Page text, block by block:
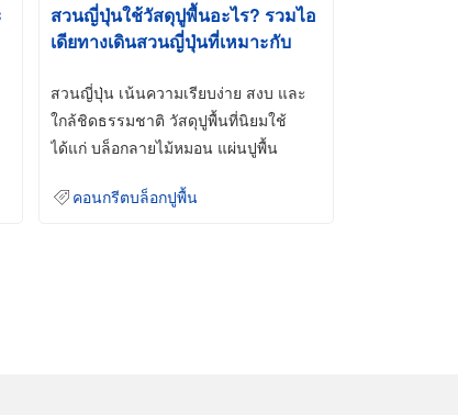
สวนญี่ปุ่นใช้วัสดุปูพื้นอะไร? รวมไอ
เดียทางเดินสวนญี่ปุ่นที่เหมาะกับ
สวนญี่ปุ่น เน้นความเรียบง่าย สงบ และ
ใกล้ชิดธรรมชาติ วัสดุปูพื้นที่นิยมใช้
ได้แก่ บล็อกลายไม้หมอน แผ่นปูพื้น
คอนกรีตบล็อกปูพื้น